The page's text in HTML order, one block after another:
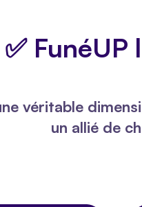
✅
véritable
un allié de